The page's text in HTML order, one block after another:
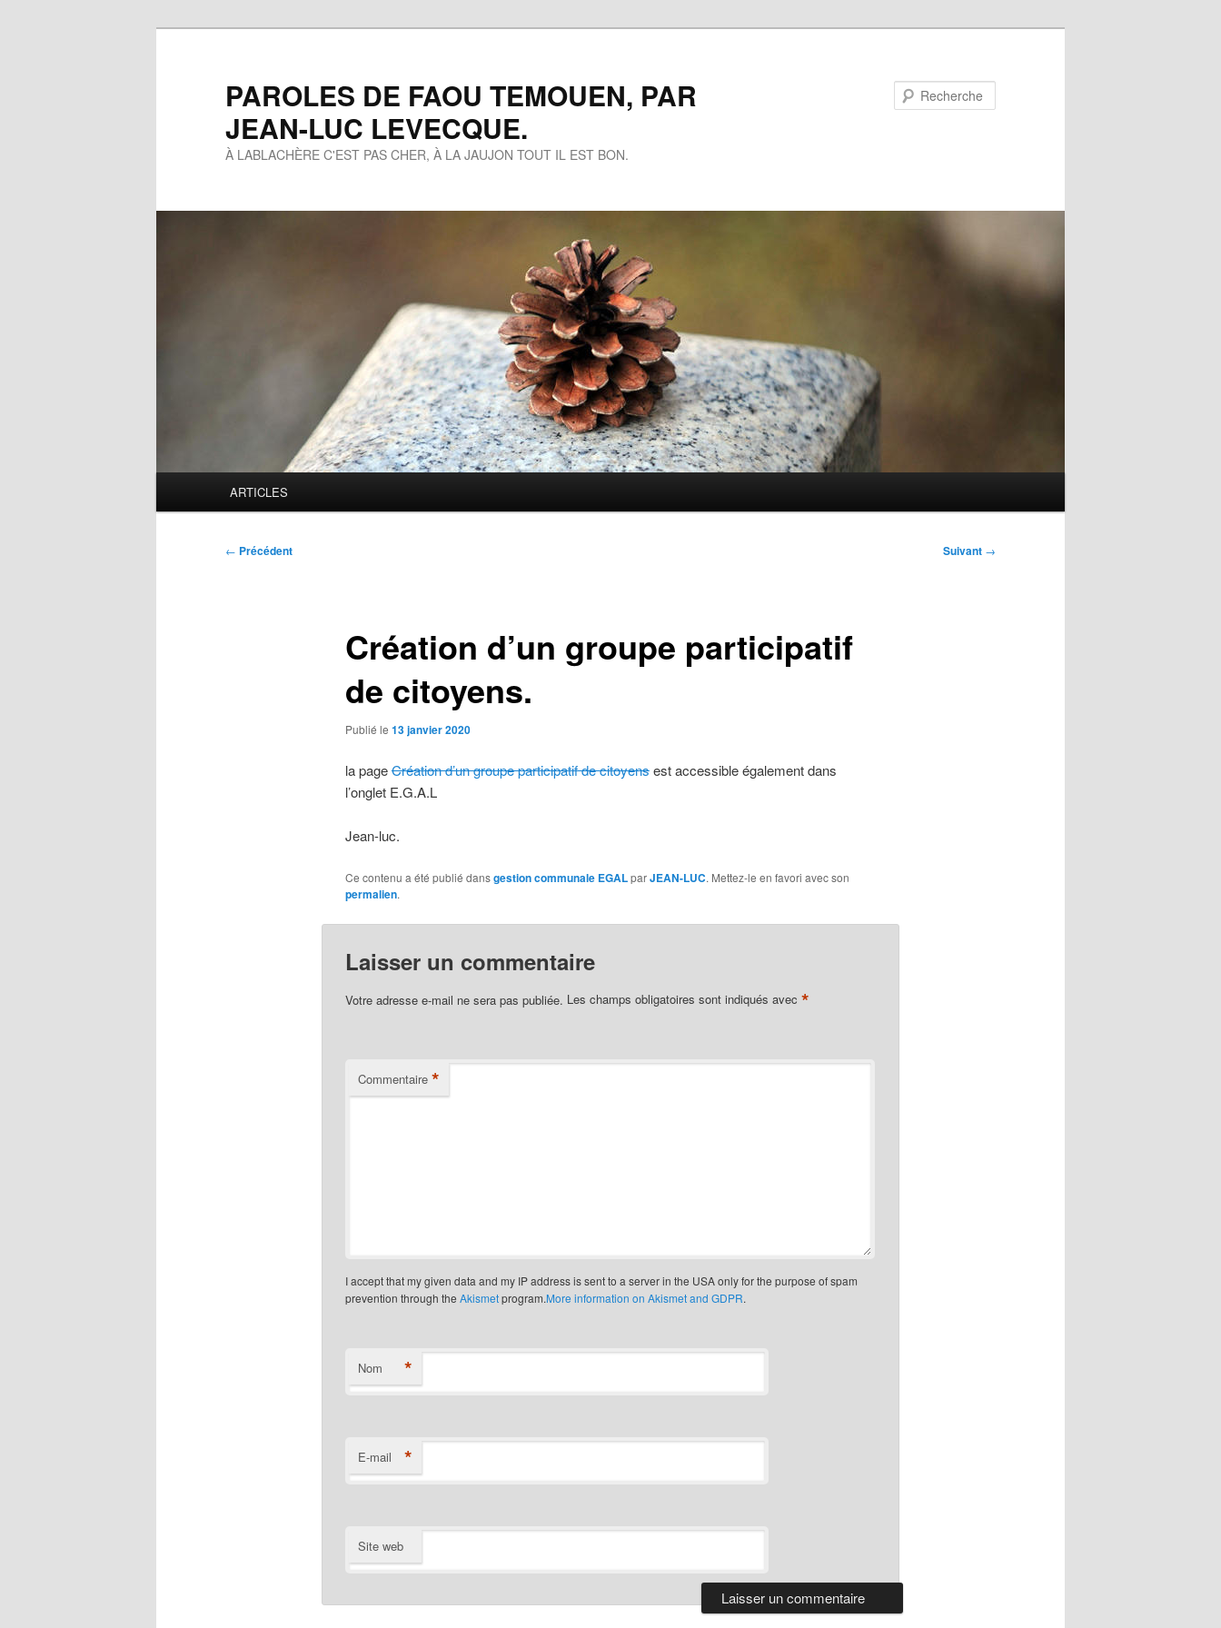
PAROLES DE FAOU TEMOUEN, PAR
JEAN-LUC LEVECQUE.
À LABLACHÈRE C'EST PAS CHER, À LA JAUJON TOUT IL EST BON.
ARTICLES
Navigation
← Précédent Suivant →
Création d’un groupe participatif
de citoyens.
Publié le 13 janvier 2020
la pageCréation d’un groupe participatif de citoyensest accessible également dans
l’onglet E.G.A.L
Jean-luc.
Ce contenu a été publié dansgestion communale EGALparJEAN-LUC. Mettez-le en favori avec son
permalien.
Laisser un commentaire
Votre adresse e-mail ne sera pas publiée. Les champs obligatoires sont indiqués avec *
Commentaire *
I accept that my given data and my IP address is sent to a server in the USA only for the purpose of spam
prevention through the Akismetprogram.More information on Akismet and GDPR.
Nom *
E-mail *
Site web